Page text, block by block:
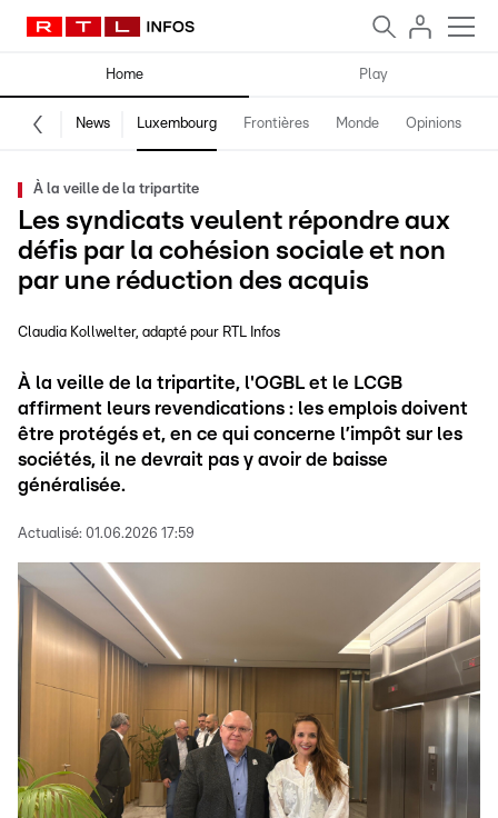
Home Play
News Luxembourg Frontières Monde Opinions
À la veille de la tripartite
Les syndicats veulent répondre aux
défis par la cohésion sociale et non
par une réduction des acquis
Claudia Kollwelter adapté pour RTL Infos
À la veille de la tripartite, l'OGBL et le LCGB
affirment leurs revendications : les emplois doivent
être protégés et, en ce qui concerne l’impôt sur les
sociétés, il ne devrait pas y avoir de baisse
généralisée.
Actualisé: 01.06.2026 17:59